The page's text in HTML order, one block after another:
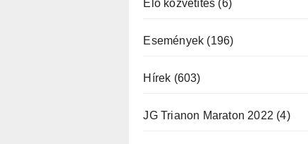
Élő közvetítés (6)
Események (196)
Hírek (603)
JG Trianon Maraton 2022 (4)